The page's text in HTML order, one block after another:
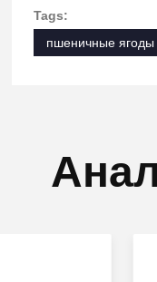
Tags:
пшеничные ягоды